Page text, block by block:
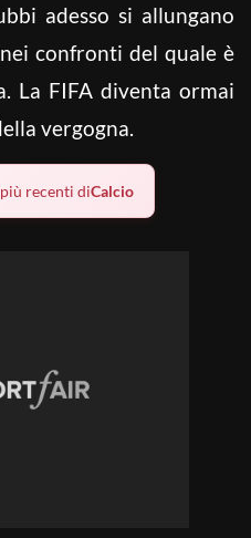
adesso si allungano
confronti del quale è
La FIFA diventa ormai
vergogna.
recenti diCalcio